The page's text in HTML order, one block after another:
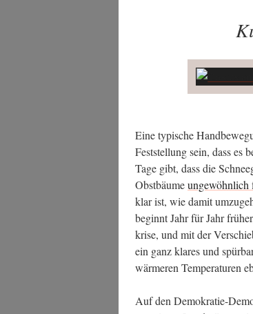
Eine typi­sche
Fest­stel­lung sein, dass es
Tage gibt, dass die
Obst­bäu­meunge­wöhn­lich
klar ist, wie damit
beginnt Jahr für Jahr
kri­se, und mit der
ein ganz kla­res und
wär­me­ren Tem­pe­ra­tu­ren
Auf den Demo­kra­tie-